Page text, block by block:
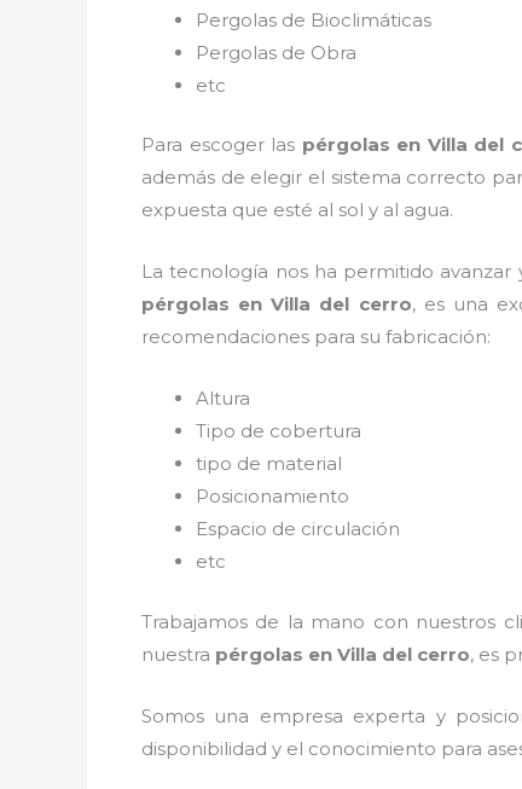
Pergolas de Bioclimáticas
Pergolas de Obra
etc
Para escoger las pérgolas en Villa del
además de elegir el sistema correcto
expuesta que esté al sol y al agua.
La tecnología nos ha permitido avanzar
pérgolas en Villa del cerro, es una
recomendaciones para su fabricación:
Altura
Tipo de cobertura
tipo de material
Posicionamiento
Espacio de circulación
etc
Trabajamos de la mano con nuestros
nuestra pérgolas en Villa del cerro, es
Somos una empresa experta y
disponibilidad y el conocimiento para